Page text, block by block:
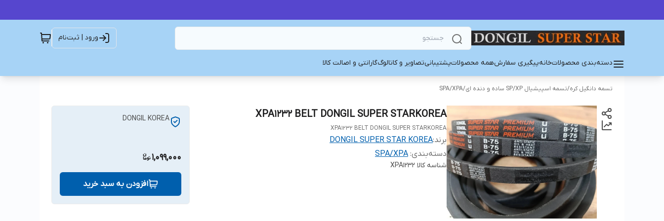
ورود | ثبت‌نام
دسته‌بندی محصولاتخانهپیگیری سفارشهمه محصولاتپشتیبانیتصاویر و کاتالوگگارانتی و اصالت کالا
تسمه دانگیل کره/تسمه اسپیشیال SP/XP ساده و دنده ای /
SPA/XPA
XPA1232 BELT DONGIL SUPER STARKOREA
XPA1232 BELT DONGIL SUPER STARKOREA
برند:DONGIL SUPER STAR KOREA
دسته‌بندی:
SPA/XPA
شناسه کالا XPA1232
DONGIL KOREA
1,099,000
افزودن به سبد خرید